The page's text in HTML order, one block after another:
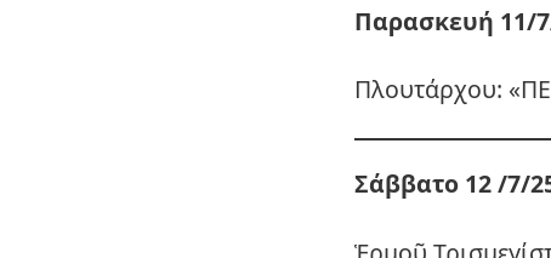
Παρασκευή 11/
Πλουτάρχου:
Σάββατο 12 /7/